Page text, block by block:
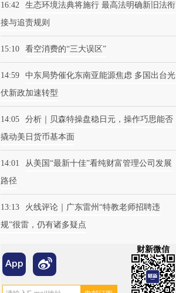
16:42
生态环境法典将施行 最高法明确新旧法衔
接与追责规则
15:10 看空消费的“三大误区”
14:59
中东局势催化东南亚能源焦虑 多国出台光
伏新政加速转型
14:05
分析｜贝森特操盘稳日元，操作巧思能否
撬动美日货币基本面
14:01
从美国“最新十佳”看纯财富管理公司发展
路径
13:13
火线评论｜广东雷州“特教老师招聘违
规”很雷，仍有诸多疑点
财新微信